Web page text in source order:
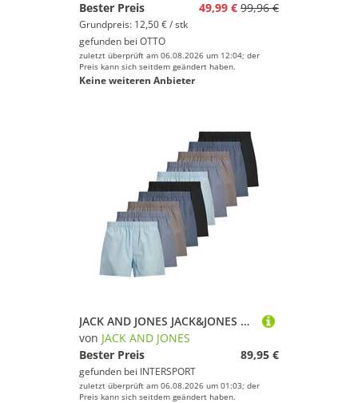
Bester Preis
49,99 € 99,96 €
Grundpreis: 12,50 € / stk
gefunden bei OTTO
zuletzt überprüft am 06.08.2026 um 12:04; der
Preis kann sich seitdem geändert haben.
Keine weiteren Anbieter
JACK AND JONES JACK&JONES Herren Web-Boxershorts, 10er Pack - JACMILANO WOVEN BOXERS 10 PACK, Baumwolle
von JACK AND JONES
Bester Preis
89,95 €
gefunden bei INTERSPORT
zuletzt überprüft am 06.08.2026 um 01:03; der
Preis kann sich seitdem geändert haben.